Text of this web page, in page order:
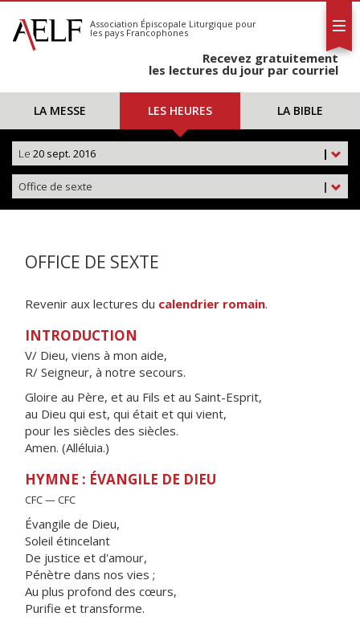
S'abonner
Calendrier
Association Épiscopale Liturgique pour
les pays Francophones
Recevez gratuitement
les lectures du jour par courriel
LA MESSE LES HEURES LA BIBLE
|
Le 20 sept. 2016
|
Office de sexte
OFFICE DE SEXTE
Revenir aux lectures du calendrier romain.
INTRODUCTION
V/ Dieu, viens à mon aide,
R/ Seigneur, à notre secours.
Gloire au Père, et au Fils et au Saint-Esprit,
au Dieu qui est, qui était et qui vient,
pour les siècles des siècles.
Amen. (Alléluia.)
HYMNE : ÉVANGILE DE DIEU
CFC — CFC
Évangile de Dieu,
Soleil étincelant
De justice et d'amour,
Pénètre dans nos vies ;
Au plus profond des cœurs,
Purifie et transforme.